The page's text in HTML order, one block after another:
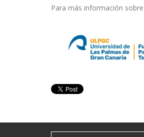
Para más información